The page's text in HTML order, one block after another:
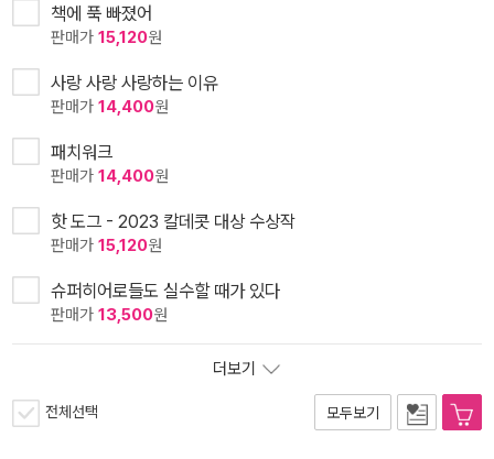
책에 푹 빠졌어
판매가 15,120원
사랑 사랑 사랑하는 이유
판매가 14,400원
패치워크
판매가 14,400원
핫 도그 - 2023 칼데콧 대상 수상작
판매가 15,120원
슈퍼히어로들도 실수할 때가 있다
판매가 13,500원
더보기
전체선택 모두보기